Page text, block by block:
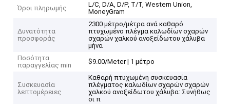
Όροι πληρωμής
L/C, D/A, D/P, T/T, Western Union,
MoneyGram
Δυνατότητα
προσφοράς
2300 μέτρο/μέτρα ανά καθαρό
πτυχωμένο πλέγμα καλωδίων σχαρών
σχαρών χαλκού ανοξείδωτου χάλυβα
μήνα
Ποσότητα
παραγγελίας min
$9.00/Meter | 1 μέτρο
Συσκευασία
λεπτομέρειες
Καθαρή πτυχωμένη συσκευασία
πλέγματος καλωδίων σχαρών σχαρών
χαλκού ανοξείδωτου χάλυβα: Συνήθως
οι π